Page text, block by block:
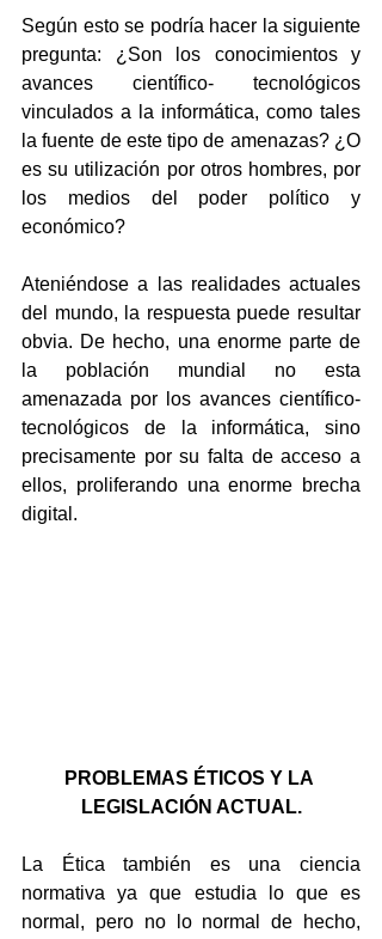
Según esto se podría hacer la siguiente
pregunta: ¿Son los conocimientos y
avances científico- tecnológicos
vinculados a la informática, como tales
la fuente de este tipo de amenazas? ¿O
es su utilización por otros hombres, por
los medios del poder político y
económico?
Ateniéndose a las realidades actuales
del mundo, la respuesta puede resultar
obvia. De hecho, una enorme parte de
la población mundial no esta
amenazada por los avances científico-
tecnológicos de la informática, sino
precisamente por su falta de acceso a
ellos, proliferando una enorme brecha
digital.
PROBLEMAS ÉTICOS Y LA
LEGISLACIÓN ACTUAL.
La Ética también es una ciencia
normativa ya que estudia lo que es
normal, pero no lo normal de hecho,